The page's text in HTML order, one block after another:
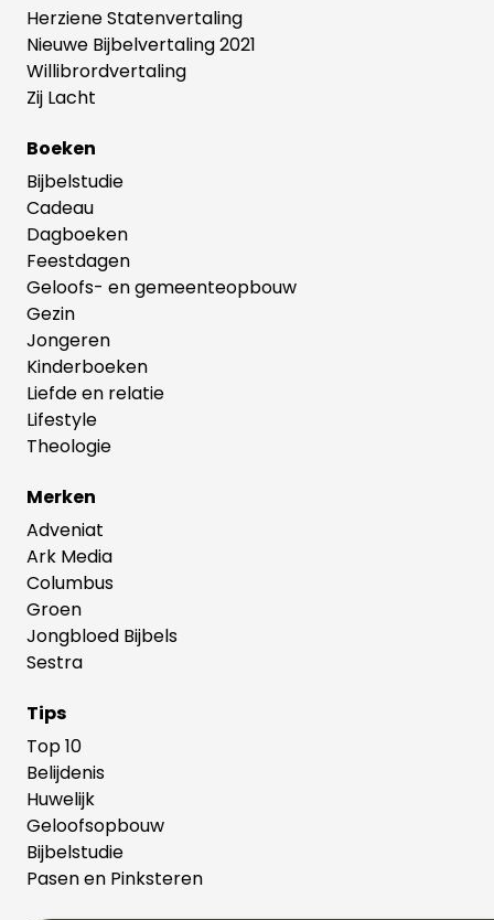
Herziene Statenvertaling
Nieuwe Bijbelvertaling 2021
Willibrordvertaling
Zij Lacht
Boeken
Bijbelstudie
Cadeau
Dagboeken
Feestdagen
Geloofs- en gemeenteopbouw
Gezin
Jongeren
Kinderboeken
Liefde en relatie
Lifestyle
Theologie
Merken
Adveniat
Ark Media
Columbus
Groen
Jongbloed Bijbels
Sestra
Tips
Top 10
Belijdenis
Huwelijk
Geloofsopbouw
Bijbelstudie
Pasen en Pinksteren